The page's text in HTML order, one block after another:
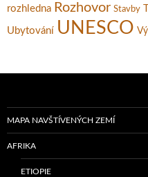
rozhledna Rozhovor Stavby
Ubytování UNESCO
MAPA NAVŠTÍVENÝCH ZEMÍ
AFRIKA
ETIOPIE